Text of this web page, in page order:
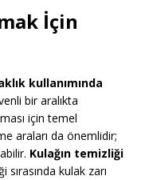
İçin
kullanımında
bir aralıkta
için temel
araları da önemlidir;
Kulağın temizliği
kulak zarı